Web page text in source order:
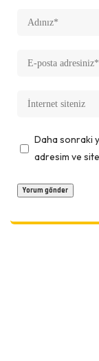
Daha sonraki
adresim ve